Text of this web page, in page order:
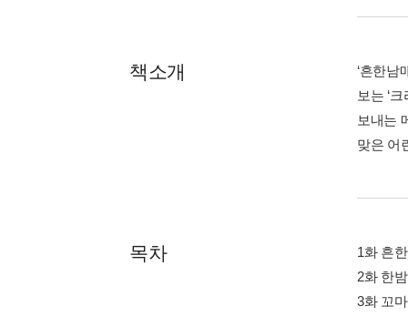
책소개
‘흔한남
보는 ‘
보내는
맞은 어
목차
1화 흔
2화 한
3화 꼬